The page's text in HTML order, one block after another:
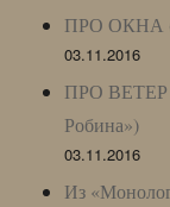
ПРО ОКНА
03.11.2016
ПРО ВЕТЕР
Робина»)
03.11.2016
Из